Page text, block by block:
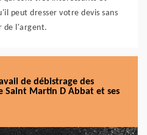
peut dresser votre devis sans
de l'argent.
de débistrage des
Saint Martin D Abbat et ses